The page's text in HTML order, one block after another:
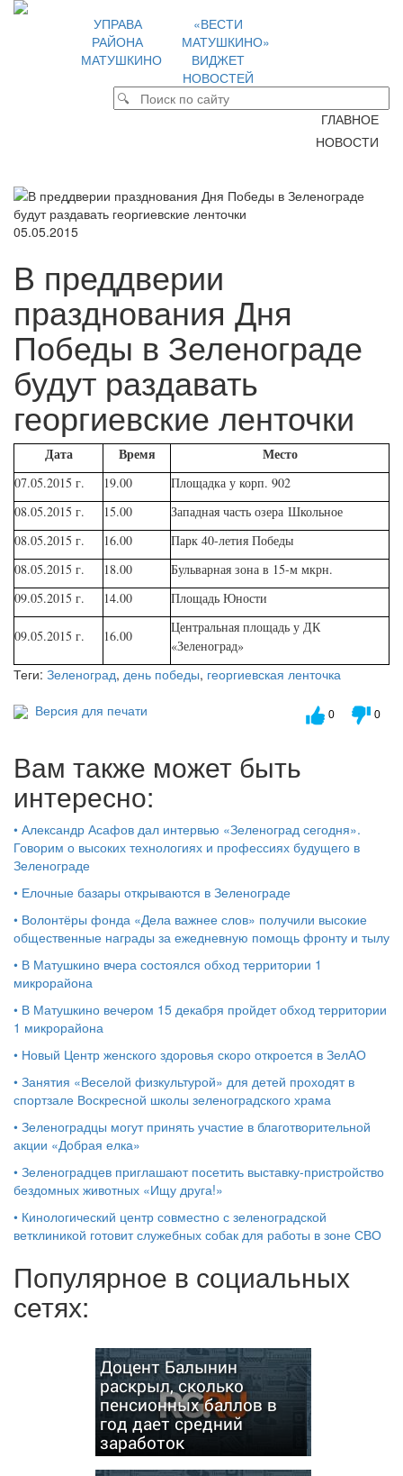
УПРАВА
РАЙОНА
МАТУШКИНО
«ВЕСТИ
МАТУШКИНО»
ВИДЖЕТ
НОВОСТЕЙ
ГЛАВНОЕ
НОВОСТИ
05.05.2015
В преддверии
празднования Дня
Победы в Зеленограде
будут раздавать
георгиевские ленточки
Дата Время Место
07.05.2015 г. 19.00
Площадка у корп. 902
08.05.2015 г.
15.00
Западная часть озера Школьное
08.05.2015 г.
16.00
Парк 40-летия Победы
08.05.2015 г.
18.00
Бульварная зона в 15-м мкрн.
09.05.2015 г.
14.00 Площадь Юности
09.05.2015 г. 16.00
Центральная площадь у ДК
«Зеленоград»
Теги: Зеленоград, день победы, георгиевская ленточка
Версия для печати
0 0
Вам также может быть
интересно:
• Александр Асафов дал интервью «Зеленоград сегодня».
Говорим о высоких технологиях и профессиях будущего в
Зеленограде
• Елочные базары открываются в Зеленограде
• Волонтёры фонда «Дела важнее слов» получили высокие
общественные награды за ежедневную помощь фронту и тылу
• В Матушкино вчера состоялся обход территории 1
микрорайона
• В Матушкино вечером 15 декабря пройдет обход территории
1 микрорайона
• Новый Центр женского здоровья скоро откроется в ЗелАО
• Занятия «Веселой физкультурой» для детей проходят в
спортзале Воскресной школы зеленоградского храма
• Зеленоградцы могут принять участие в благотворительной
акции «Добрая елка»
• Зеленоградцев приглашают посетить выставку-пристройство
бездомных животных «Ищу друга!»
• Кинологический центр совместно с зеленоградской
ветклиникой готовит служебных собак для работы в зоне СВО
Популярное в социальных
сетях:
Доцент Балынин
раскрыл, сколько
пенсионных баллов в
год дает средний
заработок